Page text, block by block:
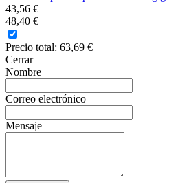
43,56 €
48,40 €
Precio total: 63,69 €
Cerrar
Nombre
Correo electrónico
Mensaje